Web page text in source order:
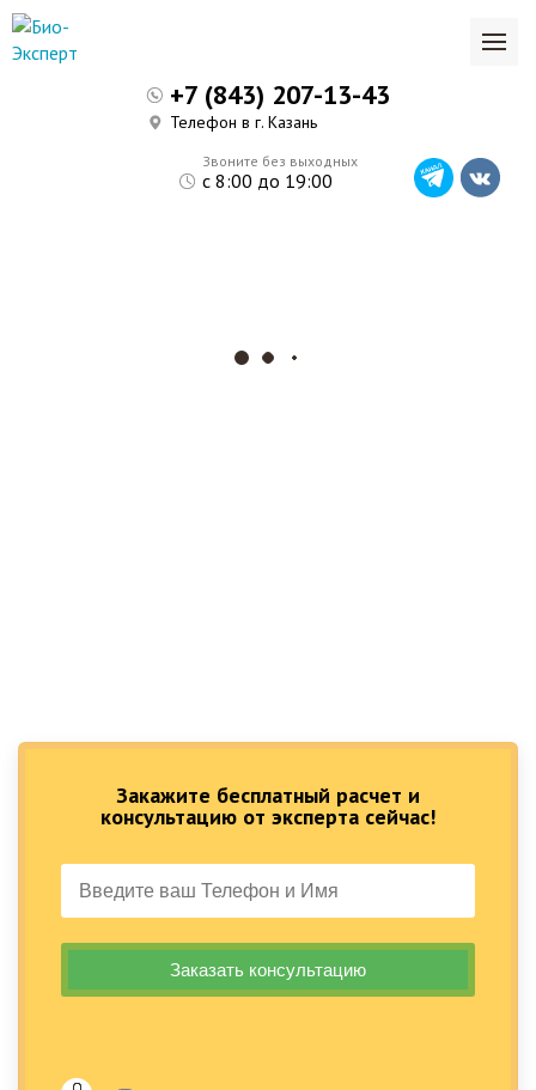
Закажите бесплатный расчет и
консультацию от эксперта сейчас!
Звоните без выходных
с 8:00 до 19:00
+7 (843) 207-13-43
Телефон в г. Казань